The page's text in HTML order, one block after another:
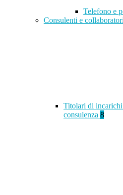
Telefono e
Consulenti e collaboratori
Titolari di
consulenza 8